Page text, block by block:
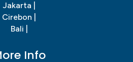
Jakarta |
Cirebon |
Bali |
Info